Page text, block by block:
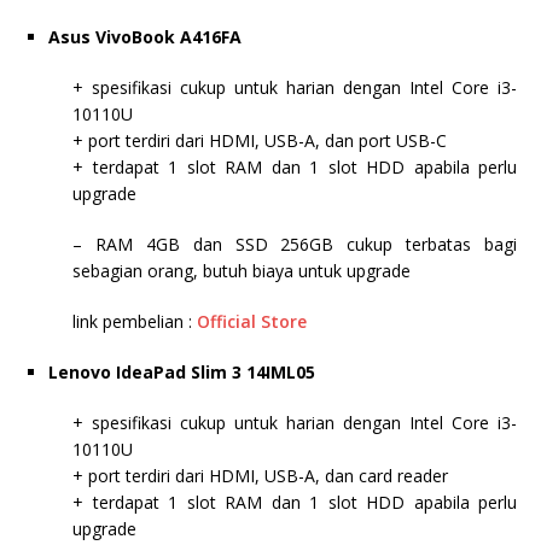
Asus VivoBook A416FA
+ spesifikasi cukup untuk harian dengan Intel Core i3-
10110U
+ port terdiri dari HDMI, USB-A, dan port USB-C
+ terdapat 1 slot RAM dan 1 slot HDD apabila perlu
upgrade
– RAM 4GB dan SSD 256GB cukup terbatas bagi
sebagian orang, butuh biaya untuk upgrade
link pembelian : Official Store
Lenovo IdeaPad Slim 3 14IML05
+ spesifikasi cukup untuk harian dengan Intel Core i3-
10110U
+ port terdiri dari HDMI, USB-A, dan card reader
+ terdapat 1 slot RAM dan 1 slot HDD apabila perlu
upgrade